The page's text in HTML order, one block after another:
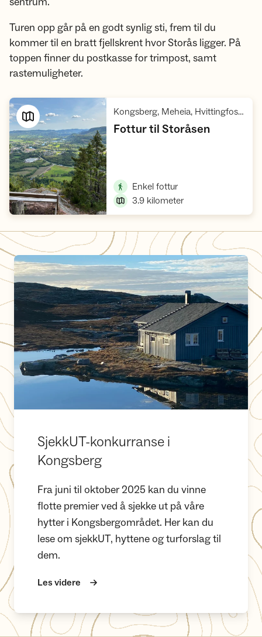
Turen opp går på en godt synlig sti, frem til du
kommer til en bratt fjellskrent hvor Storås ligger. På
toppen finner du postkasse for trimpost, samt
rastemuligheter.
Kongsberg, Meheia, Hvittingfoss, Svene
Fottur til Storåsen,
Enkel fottur,
3.9 kilometer
SjekkUT-konkurranse i Kongsberg
SjekkUT-konkurranse i
Kongsberg
Fra juni til oktober 2025 kan du vinne
flotte premier ved å sjekke ut på våre
hytter i Kongsbergområdet. Her kan du
lese om sjekkUT, hyttene og turforslag til
dem.
Les videre